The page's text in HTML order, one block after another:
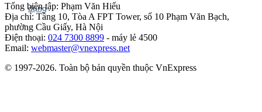
Tổng biên tập: Phạm Văn Hiếu
Địa chỉ: Tầng 10, Tòa A FPT Tower, số 10 Phạm Văn Bạch,
phường Cầu Giấy, Hà Nội
Điện thoại: 024 7300 8899 - máy lẻ 4500
Email: webmaster@vnexpress.net
© 1997-2026. Toàn bộ bản quyền thuộc VnExpress